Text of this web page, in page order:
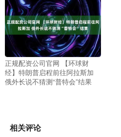
正规配资公司官网 【环球财
经】特朗普启程前往阿拉斯加
俄外长说不猜测“普特会”结果
相关评论